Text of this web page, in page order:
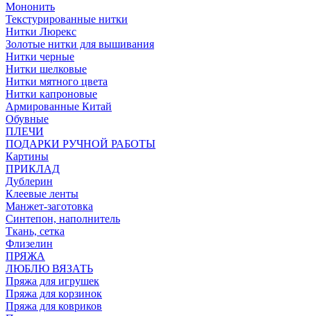
Мононить
Текстурированные нитки
Нитки Люрекс
Золотые нитки для вышивания
Нитки черные
Нитки шелковые
Нитки мятного цвета
Нитки капроновые
Армированные Китай
Обувные
ПЛЕЧИ
ПОДАРКИ РУЧНОЙ РАБОТЫ
Картины
ПРИКЛАД
Дублерин
Клеевые ленты
Манжет-заготовка
Синтепон, наполнитель
Ткань, сетка
Флизелин
ПРЯЖА
ЛЮБЛЮ ВЯЗАТЬ
Пряжа для игрушек
Пряжа для корзинок
Пряжа для ковриков